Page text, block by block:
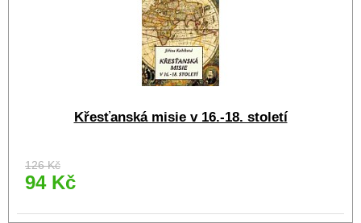
Křesťanská misie v 16.-18. století
126 Kč
94 Kč